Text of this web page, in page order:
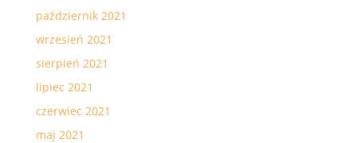
październik 2021
wrzesień 2021
sierpień 2021
lipiec 2021
czerwiec 2021
maj 2021